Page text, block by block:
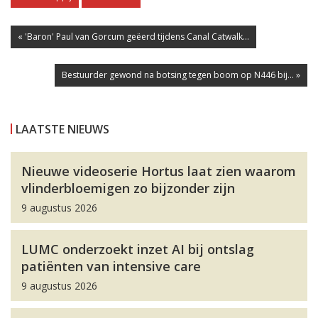
« 'Baron' Paul van Gorcum geëerd tijdens Canal Catwalk...
Bestuurder gewond na botsing tegen boom op N446 bij... »
LAATSTE NIEUWS
Nieuwe videoserie Hortus laat zien waarom
vlinderbloemigen zo bijzonder zijn
9 augustus 2026
LUMC onderzoekt inzet AI bij ontslag
patiënten van intensive care
9 augustus 2026